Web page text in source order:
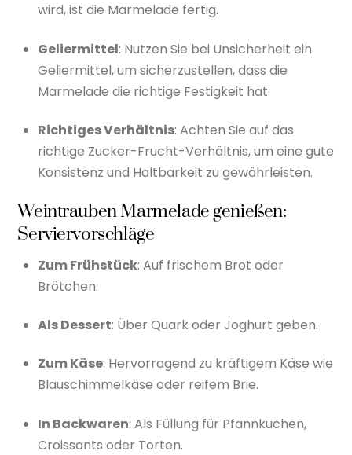
wird, ist die Marmelade fertig.
Geliermittel: Nutzen Sie bei Unsicherheit ein
Geliermittel, um sicherzustellen, dass die
Marmelade die richtige Festigkeit hat.
Richtiges Verhältnis: Achten Sie auf das
richtige Zucker-Frucht-Verhältnis, um eine gute
Konsistenz und Haltbarkeit zu gewährleisten.
Weintrauben Marmelade genießen:
Serviervorschläge
Zum Frühstück: Auf frischem Brot oder
Brötchen.
Als Dessert: Über Quark oder Joghurt geben.
Zum Käse: Hervorragend zu kräftigem Käse wie
Blauschimmelkäse oder reifem Brie.
In Backwaren: Als Füllung für Pfannkuchen,
Croissants oder Torten.